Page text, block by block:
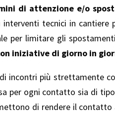
di attenzione e/o
interventi tecnici in
per limitare gli
iniziative di giorno in
incontri più strettamente
per ogni contatto sia di
di rendere il contatto